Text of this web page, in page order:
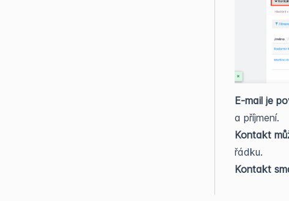
E-mail je
a příjmení.
Kontakt
řádku.
Kontakt